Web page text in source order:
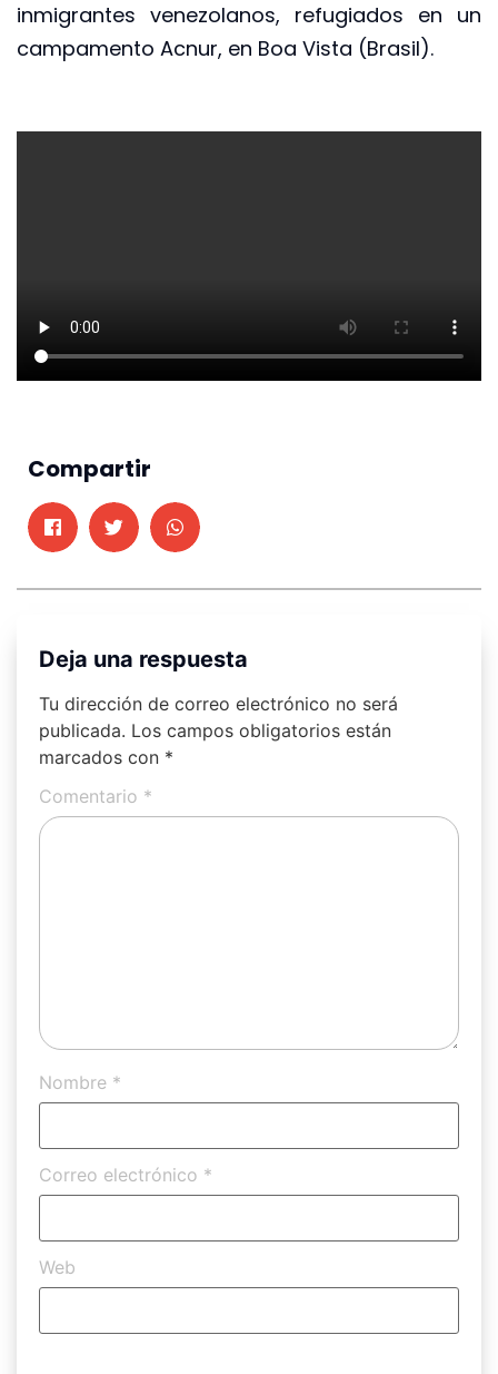
inmigrantes venezolanos, refugiados en un
campamento Acnur, en Boa Vista (Brasil).
Compartir
Deja una respuesta
Tu dirección de correo electrónico no será
publicada. Los campos obligatorios están
marcados con *
Comentario *
Nombre *
Correo electrónico *
Web